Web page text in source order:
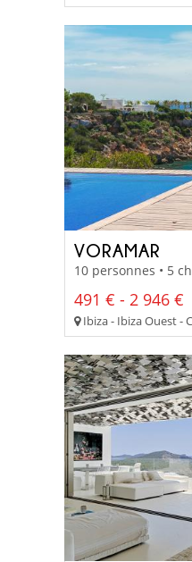
VORAMAR
10 personnes • 5
491 € - 2 946 €
Ibiza - Ibiza Ouest -